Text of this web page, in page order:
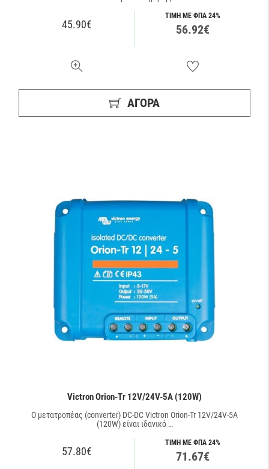
45.90€
ΤΙΜΗ ΜΕ ΦΠΑ 24%
56.92€
ΑΓΟΡΑ
Victron Orion-Tr 12V/24V-5A (120W)
O μετατροπέας (converter) DC-DC Victron Orion-Tr 12V/24V-5A
(120W) είναι ιδανικό …
57.80€
ΤΙΜΗ ΜΕ ΦΠΑ 24%
71.67€